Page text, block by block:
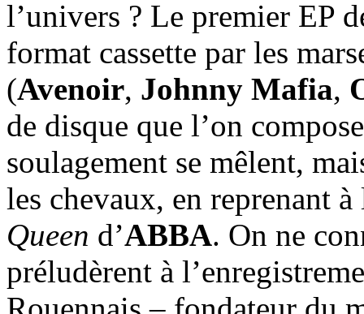
l’univers ? Le premier EP
format cassette par les
(Avenoir, Johnny Mafia,
de disque que l’on
soulagement se mêlent,
les chevaux, en reprenant
Queen d’ABBA. On ne
préludèrent à